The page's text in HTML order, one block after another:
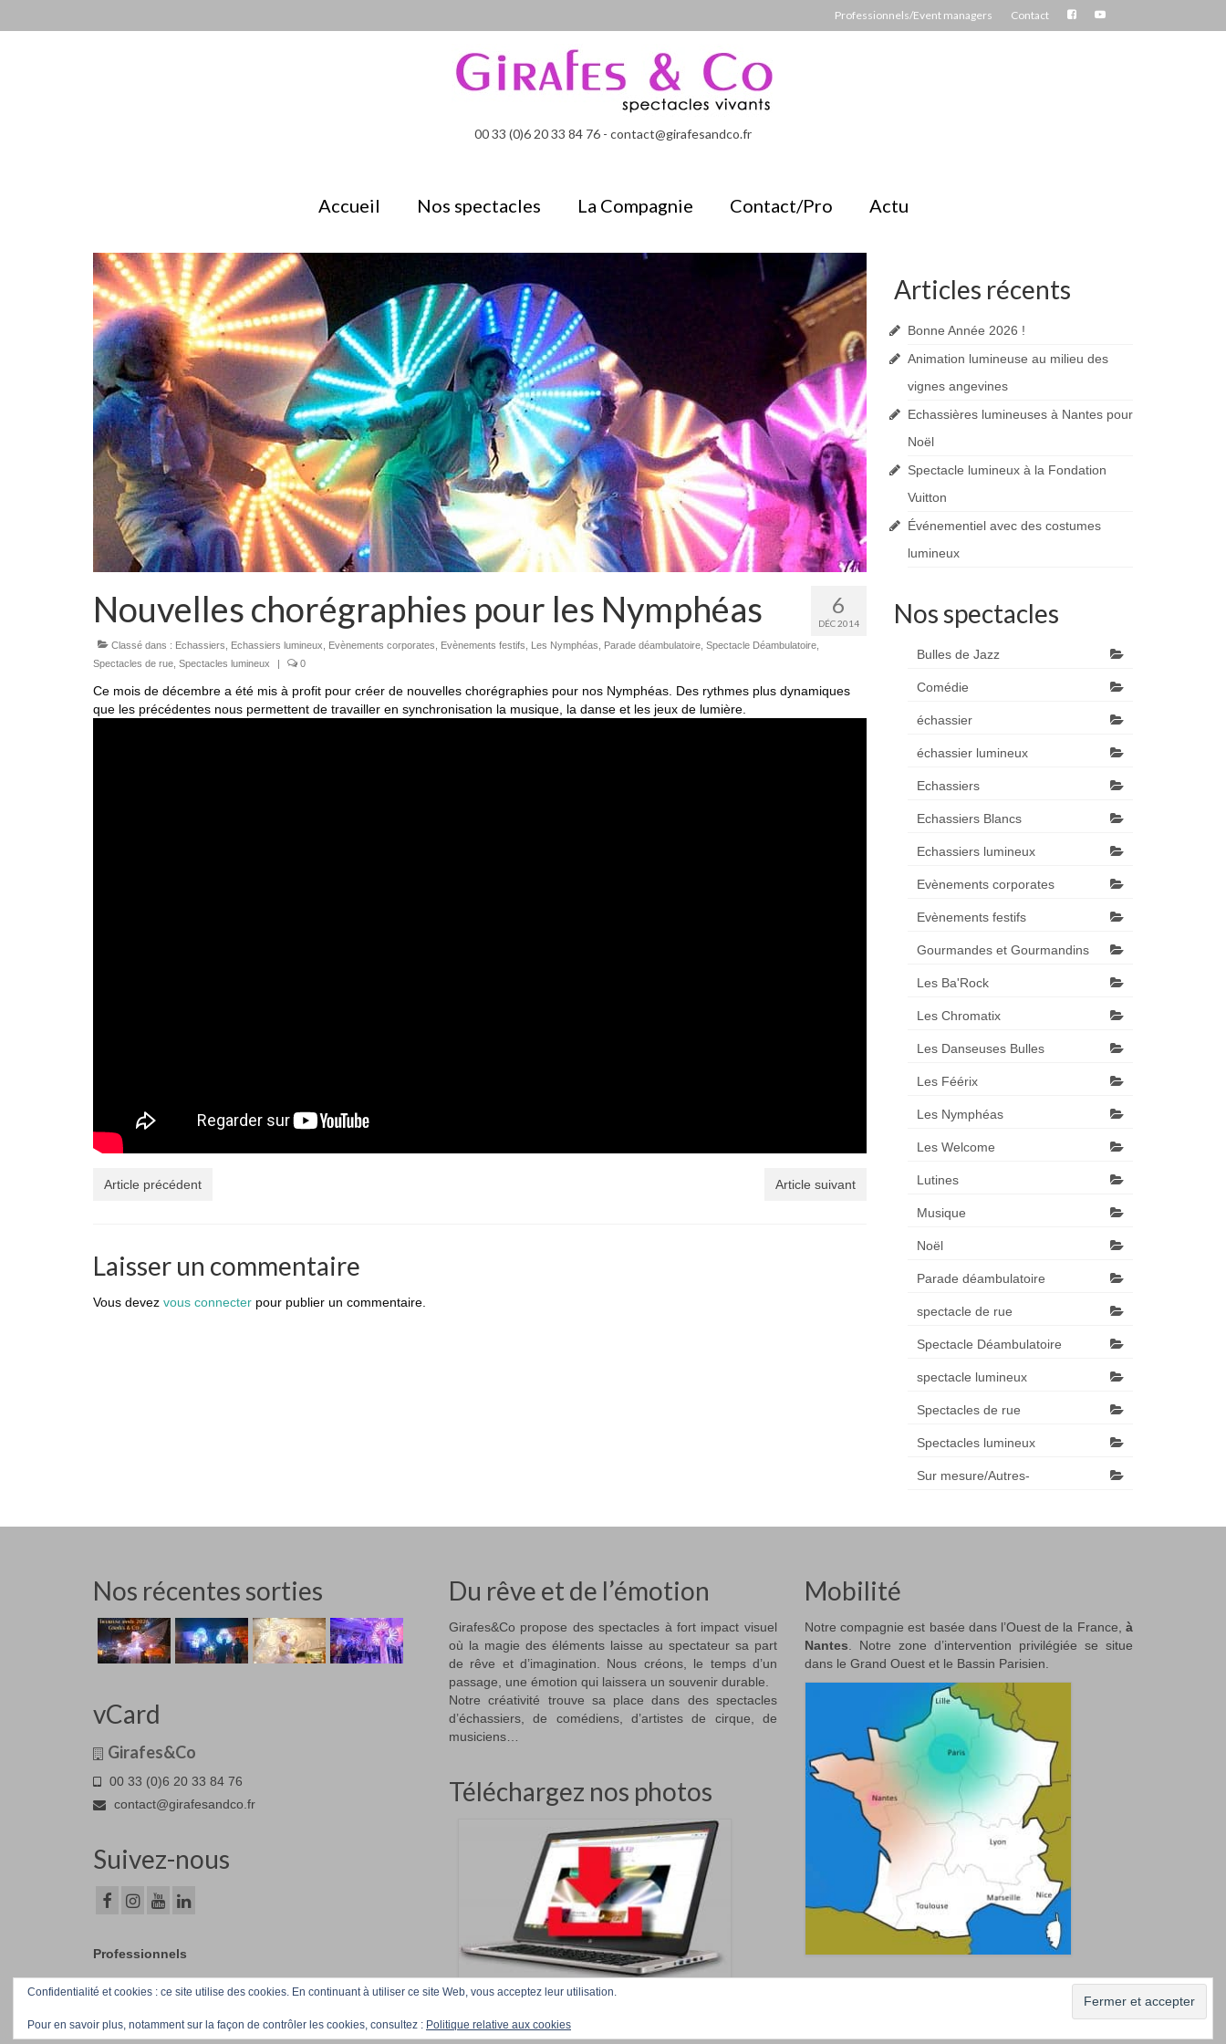
Professionnels/Event managers Contact
00 33 (0)6 20 33 84 76 - contact@girafesandco.fr
Accueil Nos spectacles La Compagnie Contact/Pro Actu
6
DÉC 2014
Nouvelles chorégraphies pour les Nymphéas
Classé dans : Echassiers Echassiers lumineux Evènements corporates Evènements festifs Les Nymphéas Parade déambulatoire Spectacle Déambulatoire
Spectacles de rue Spectacles lumineux | 0
Ce mois de décembre a été mis à profit pour créer de nouvelles chorégraphies pour nos Nymphéas. Des rythmes plus dynamiques
que les précédentes nous permettent de travailler en synchronisation la musique, la danse et les jeux de lumière.
Article précédent Article suivant
Laisser un commentaire
Vous devez vous connecter pour publier un commentaire.
Articles récents
Bonne Année 2026 !
Animation lumineuse au milieu des
vignes angevines
Echassières lumineuses à Nantes pour
Noël
Spectacle lumineux à la Fondation
Vuitton
Événementiel avec des costumes
lumineux
Nos spectacles
Bulles de Jazz
Comédie
échassier
échassier lumineux
Echassiers
Echassiers Blancs
Echassiers lumineux
Evènements corporates
Evènements festifs
Gourmandes et Gourmandins
Les Ba'Rock
Les Chromatix
Les Danseuses Bulles
Les Féérix
Les Nymphéas
Les Welcome
Lutines
Musique
Noël
Parade déambulatoire
spectacle de rue
Spectacle Déambulatoire
spectacle lumineux
Spectacles de rue
Spectacles lumineux
Sur mesure/Autres-
Nos récentes sorties
vCard
Girafes&Co
00 33 (0)6 20 33 84 76
contact@girafesandco.fr
Suivez-nous
Professionnels
Du rêve et de l’émotion
Girafes&Co propose des spectacles à fort impact visuel
où la magie des éléments laisse au spectateur sa part
de rêve et d’imagination. Nous créons, le temps d’un
passage, une émotion qui laissera un souvenir durable.
Notre créativité trouve sa place dans des spectacles
d’échassiers, de comédiens, d’artistes de cirque, de
musiciens…
Téléchargez nos photos
Mobilité
Notre compagnie est basée dans l’Ouest de la France, à
Nantes . Notre zone d’intervention privilégiée se situe
dans le Grand Ouest et le Bassin Parisien.
La Compagnie
© Girafes&Co 2026
Confidentialité et cookies : ce site utilise des cookies. En continuant à utiliser ce site Web, vous acceptez leur utilisation.
Pour en savoir plus, notamment sur la façon de contrôler les cookies, consultez : Politique relative aux cookies